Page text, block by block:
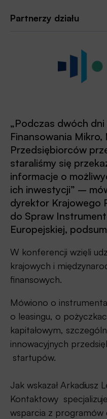
Partnerzy działu
„Podczas dwóch
Finansowania Mikro,
Przedsiębiorców
staraliśmy się
informacje o
ich inwestycji” –
dyrektor Krajowego
do Spraw
Europejskiej,
W konferencji wzięli
krajowych i
finansowych.
Mówiono o
o leasingu, o
kapitałowym,
innowacyjnych
startupów.
Jak wskazał Arkadiusz
Kontaktowy
wsparcia z programów